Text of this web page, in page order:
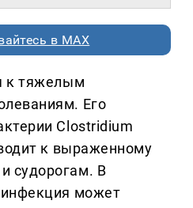
в MAX
к тяжелым
Его
Clostridium
к выраженному
судорогам. В
может